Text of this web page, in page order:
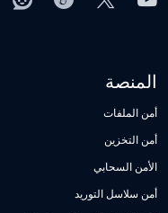
المنصة
أمن الملفات
أمن التخزين
الأمن السحابي
أمن سلاسل التوريد